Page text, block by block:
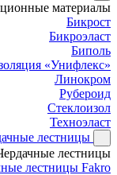
материалы
Бикрост
Бикроэласт
Биполь
«Унифлекс»
Линокром
Рубероид
Стеклоизол
Техноэласт
лестницы
лестницы
лестницы Fakro